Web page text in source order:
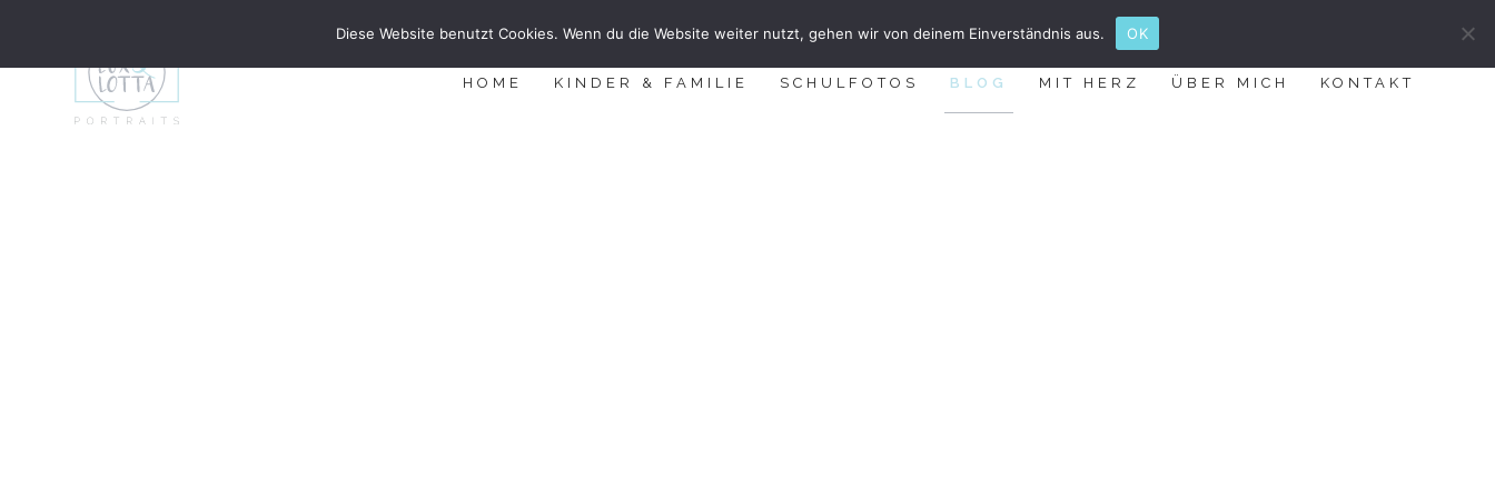
HOME KINDER & FAMILIE SCHULFOTOS BLOG MIT HERZ ÜBER MICH KONTAKT
Diese Website benutzt Cookies. Wenn du die Website weiter nutzt, gehen wir von deinem Einverständnis aus. OK